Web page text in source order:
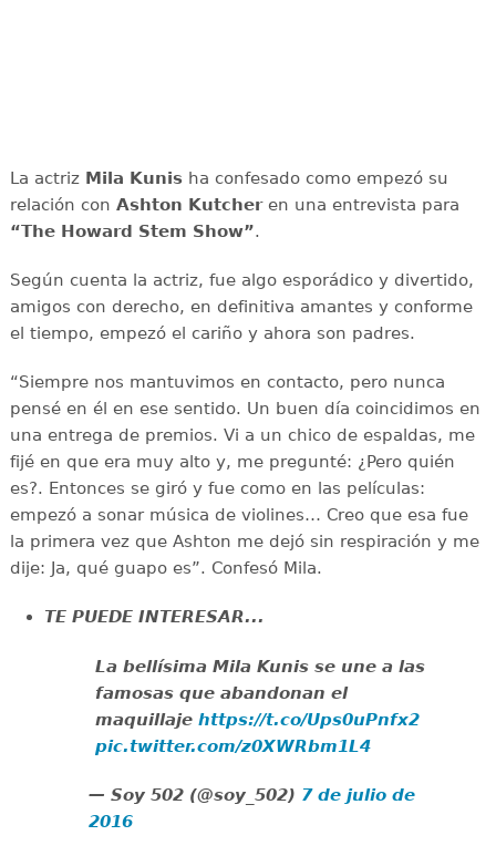
La actriz Mila Kunisha confesado como empezó su
relación con Ashton Kutcheren una entrevista para
“The Howard Stem Show”.
Según cuenta la actriz, fue algo esporádico y divertido,
amigos con derecho, en definitiva amantes y conforme
el tiempo, empezó el cariño y ahora son padres.
“Siempre nos mantuvimos en contacto, pero nunca
pensé en él en ese sentido. Un buen día coincidimos en
una entrega de premios. Vi a un chico de espaldas, me
fijé en que era muy alto y, me pregunté: ¿Pero quién
es?. Entonces se giró y fue como en las películas:
empezó a sonar música de violines… Creo que esa fue
la primera vez que Ashton me dejó sin respiración y me
dije: Ja, qué guapo es”. Confesó Mila.
TE PUEDE INTERESAR...
La bellísima Mila Kunis se une a las
famosas que abandonan el
maquillajehttps://t.co/Ups0uPnfx2
pic.twitter.com/z0XWRbm1L4
— Soy 502 (@soy_502) 7 de julio de
2016